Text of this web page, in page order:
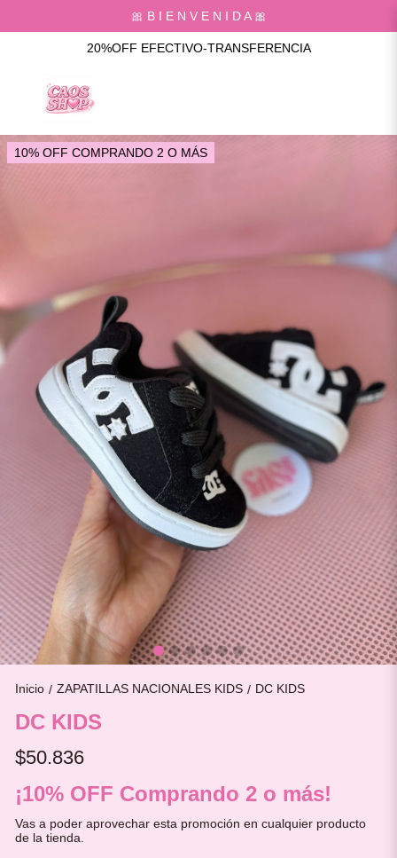
🎀 B I E N V E N I D A 🎀
20%OFF EFECTIVO-TRANSFERENCIA
10% OFF COMPRANDO 2 O MÁS
Inicio / ZAPATILLAS NACIONALES KIDS / DC KIDS
DC KIDS
$50.836
¡10% OFF Comprando 2 o más!
Vas a poder aprovechar esta promoción en cualquier producto
de la tienda.